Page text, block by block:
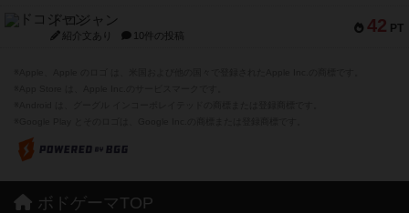
42 PT
ドコジャン
紹介文あり 10件の投稿
ボドゲーマTOP